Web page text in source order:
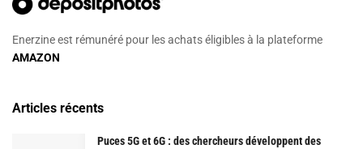
Enerzine est rémunéré pour les achats éligibles à la plateforme
AMAZON
Articles récents
Puces 5G et 6G : des chercheurs développent des